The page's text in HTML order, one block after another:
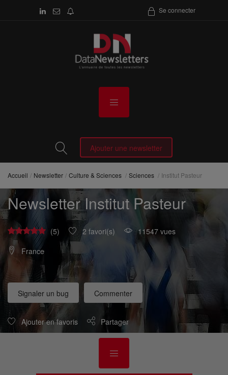
Se connecter
Ajouter une newsletter
Accueil Newsletter Culture & Sciences Sciences Institut Pasteur
Newsletter Institut Pasteur
(5) 2 favori(s)
11547 vues
France
Signaler un bug Commenter
Ajouter en favoris Partager